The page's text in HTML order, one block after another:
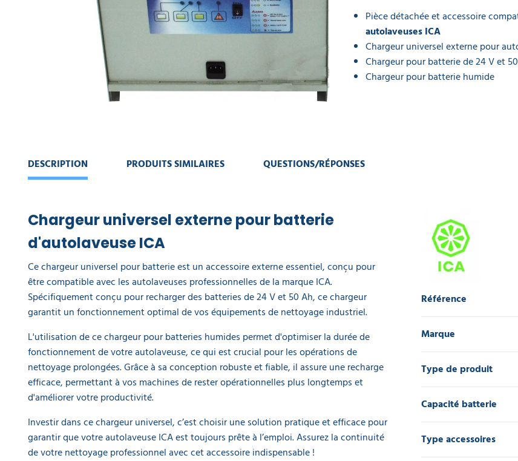
AMÉNAGEMENT
EXTÉRIEUR
DE
LA
TABLE
EQUIPEMENT
DE
PROTECTION
INDIVIDUELLE
GAMME
ÉCOLOGIQUE
PROMOS
Pièce détachée et accessoire
autolaveusesICA
Chargeur universel externe pour
Chargeur pour batterie de 24 V et
Chargeur pour batterie humide
DESCRIPTION PRODUITS SIMILAIRES QUESTIONS/RÉPONSES
Chargeur universel externe pour batterie
d'autolaveuse ICA
Ce chargeur universel pour batterie est un accessoire externe essentiel, conçu pour
être compatible avec les autolaveuses professionnelles de la marque ICA.
Spécifiquement conçu pour recharger des batteries de 24 V et 50 Ah, ce chargeur
garantit un fonctionnement optimal de vos équipements de nettoyage industriel.
L'utilisation de ce chargeur pour batteries humides permet d'optimiser la durée de
fonctionnement de votre autolaveuse, ce qui est crucial pour les opérations de
nettoyage prolongées. Grâce à sa conception robuste et fiable, il assure une recharge
efficace, permettant à vos machines de rester opérationnelles plus longtemps et
d'améliorer votre productivité.
Investir dans ce chargeur universel, c’est choisir une solution pratique et efficace pour
garantir que votre autolaveuse ICA est toujours prête à l’emploi. Assurez la continuité
de votre nettoyage professionnel avec cet accessoire indispensable !
Référence
Marque
Type de produit
Capacité batterie
Type accessoires